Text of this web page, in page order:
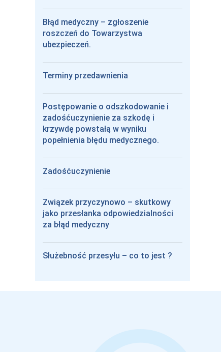
Błąd medyczny – zgłoszenie
roszczeń do Towarzystwa
ubezpieczeń.
Terminy przedawnienia
Postępowanie o odszkodowanie i
zadośćuczynienie za szkodę i
krzywdę powstałą w wyniku
popełnienia błędu medycznego.
Zadośćuczynienie
Związek przyczynowo – skutkowy
jako przesłanka odpowiedzialności
za błąd medyczny
Służebność przesyłu – co to jest ?